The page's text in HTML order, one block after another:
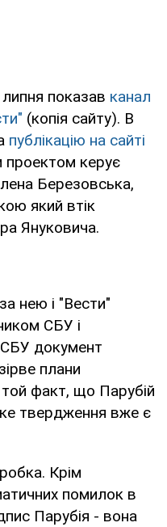
показав канал
(копія сайту). В
публікацію на сайті
проектом керує
Березовська,
який втік
Януковича.
нею і "Вести"
СБУ і
документ
плани
факт, що Парубій
твердження вже є
Крім
помилок в
Парубія - вона